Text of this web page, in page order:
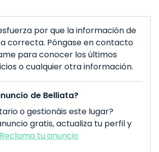
por que la información de
correcta. Póngase en contacto
para conocer los últimos
o cualquier otra información.
de Belliata?
o gestionáis este lugar?
gratis, actualiza tu perfil y
Reclama tu anuncio